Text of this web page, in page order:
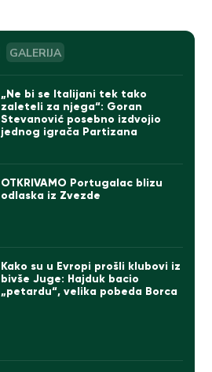
GALERIJA
„Ne bi se Italijani tek tako
zaleteli za njega“: Goran
Stevanović posebno izdvojio
jednog igrača Partizana
OTKRIVAMO Portugalac blizu
odlaska iz Zvezde
Kako su u Evropi prošli klubovi iz
bivše Juge: Hajduk bacio
„petardu“, velika pobeda Borca